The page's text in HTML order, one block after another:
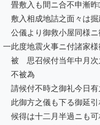
畳敷入も間ニ合不申漸昨
敷入相成地詰之面々は掘
公儀より御救小屋同様ニ
一此度地震火事ニ付諸家様
被　思召候付当年中月次
不被為
請候付不時之御礼今日有
此御方之儀も下る御延引
候得は十二月半過ニも可